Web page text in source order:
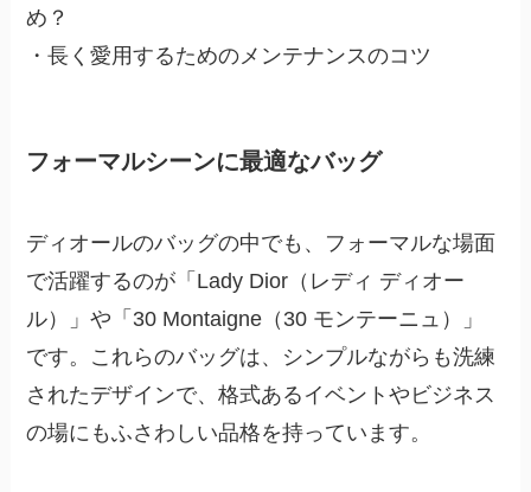
め？
・長く愛用するためのメンテナンスのコツ
フォーマルシーンに最適なバッグ
ディオールのバッグの中でも、フォーマルな場面
で活躍するのが「Lady Dior（レディ ディオー
ル）」や「30 Montaigne（30 モンテーニュ）」
です。これらのバッグは、シンプルながらも洗練
されたデザインで、格式あるイベントやビジネス
の場にもふさわしい品格を持っています。